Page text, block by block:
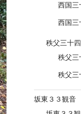
西国
西国
秩父三十
秩父
秩父
坂東３３観音